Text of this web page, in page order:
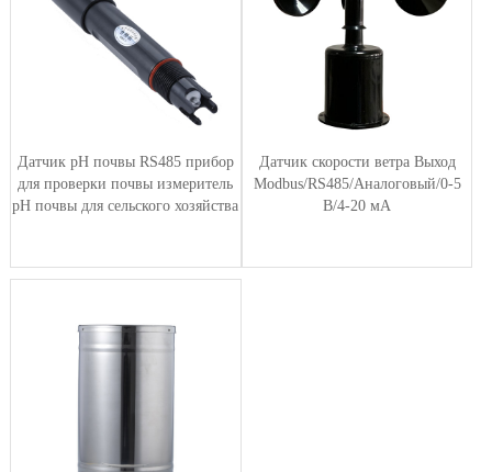
Датчик pH почвы RS485 прибор
для проверки почвы измеритель
pH почвы для сельского хозяйства
Датчик скорости ветра Выход
Modbus/RS485/Аналоговый/0-5
В/4-20 мА